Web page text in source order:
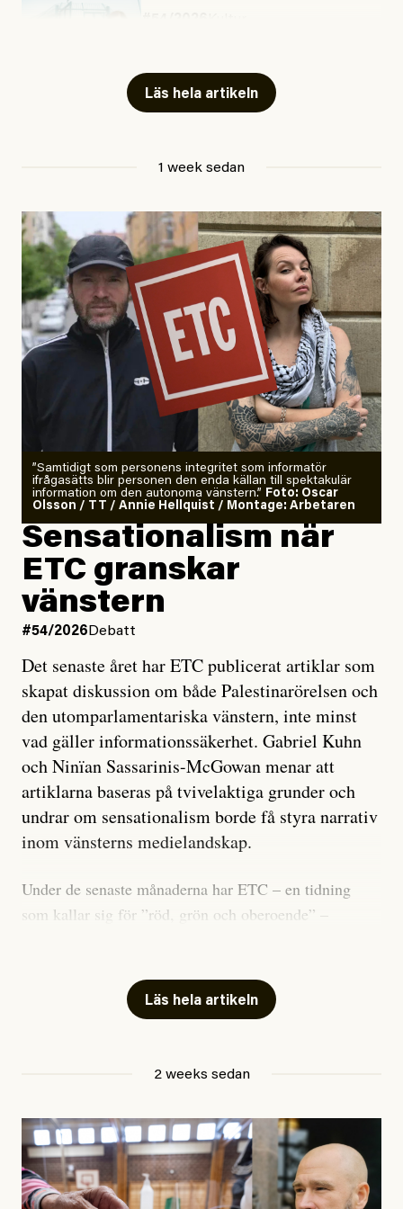
Läs hela artikeln
1 week sedan
”Samtidigt som personens integritet som informatör
ifrågasätts blir personen den enda källan till spektakulär
information om den autonoma vänstern.” Foto: Oscar
Olsson / TT / Annie Hellquist / Montage: Arbetaren
Sensationalism när
ETC granskar
vänstern
#54/2026 Debatt
Det senaste året har ETC publicerat artiklar som
skapat diskussion om både Palestinarörelsen och
den utomparlamentariska vänstern, inte minst
vad gäller informationssäkerhet. Gabriel Kuhn
och Ninïan Sassarinis-McGowan menar att
artiklarna baseras på tvivelaktiga grunder och
undrar om sensationalism borde få styra narrativ
inom vänsterns medielandskap.
Under de senaste månaderna har ETC – en tidning
som kallar sig för ”röd, grön och oberoende” –
skriver för? Vad betyder det att vara en ”röd, grön och
oberoende” tidning? Och vad är egentligen bra
utpekas som israelisk infiltratör”. Enligt ingressen
handlar artikeln om en person vars ”bakgrund skapar
splittring och oro i rörelsen”. Problemet är att artikeln
Läs hela artikeln
2 weeks sedan